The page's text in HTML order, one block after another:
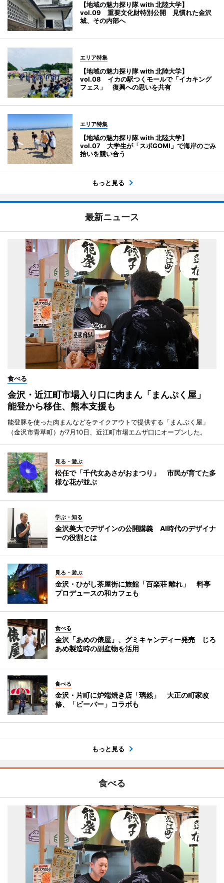
【地域の魅力探り隊 with 北陸大学】
vol.09 重要文化財特別公開 見慣れた金沢
城、その内部へ
エリア特集
【地域の魅力探り隊 with 北陸大学】
vol.08 イカの駅つくモールで「イカキング
フェス」 復興への思いを共有
エリア特集
【地域の魅力探り隊 with 北陸大学】
vol.07 大学生が「スポGOMI」で海岸のごみ
拾いを競い合う
もっと見る
最新ニュース
食べる
金沢・近江町市場入り口に肉まん「まんぷく屋」
能登から移住、熊本支援も
能登豚を使った肉まんなどをテイクアウトで提供する「まんぷく屋」
（金沢市青草町）が7月10日、近江町市場エムザ口にオープンした。
見る・遊ぶ
松任で「千代女あさがおまつり」 市民が育てた多
様な花が並ぶ
学ぶ・知る
金沢美大でデザインの公開講義 AI時代のデザイナ
ーの役割とは
見る・遊ぶ
金沢・ひがし茶屋街に旅館「百楽荘 離れ」 料亭
プロデュースの和カフェも
食べる
金沢「あめの俵屋」、グミキャンディー発売 じろ
あめ製造時の副産物を活用
食べる
金沢・片町に炉端焼き店「璃然」 大正の町家改
修、「ビーバー」コラボも
もっと見る
食べる